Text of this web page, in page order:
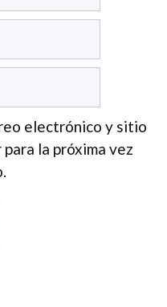
electrónico y sitio
la próxima vez